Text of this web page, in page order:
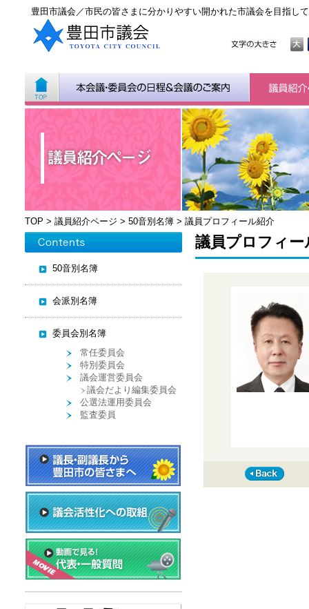
豊田市議会／市民の皆さまに分かりやすい開かれた市議会を目指し
TOP > 議員紹介ページ > 50音別名簿> 議員プロフィール紹介
50音別名簿
会派別名簿
委員会別名簿
常任委員会
特別委員会
議会運営委員会
議会だより編集委員会
公選法運用委員会
監査委員
議員プロフィー